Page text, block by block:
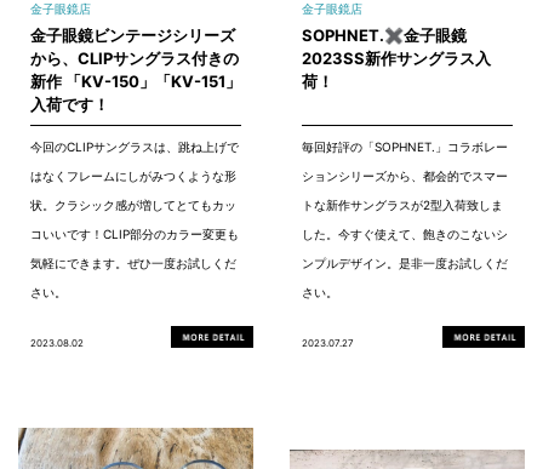
金子眼鏡店
金子眼鏡ビンテージシリーズ
から、CLIPサングラス付きの
新作 「KV-150」「KV-151」
入荷です！
今回のCLIPサングラスは、跳ね上げで
はなくフレームにしがみつくような形
状。クラシック感が増してとてもカッ
コいいです！CLIP部分のカラー変更も
気軽にできます。ぜひ一度お試しくだ
さい。
2023.08.02
金子眼鏡店
SOPHNET.✖金子眼鏡
2023SS新作サングラス入
荷！
毎回好評の「SOPHNET.」コラボレー
ションシリーズから、都会的でスマー
トな新作サングラスが2型入荷致しま
した。今すぐ使えて、飽きのこないシ
ンプルデザイン。是非一度お試しくだ
さい。
2023.07.27